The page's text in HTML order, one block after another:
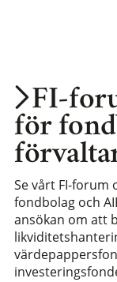
FI-
för
Se vårt FI-
fondbolag och
ansökan om att